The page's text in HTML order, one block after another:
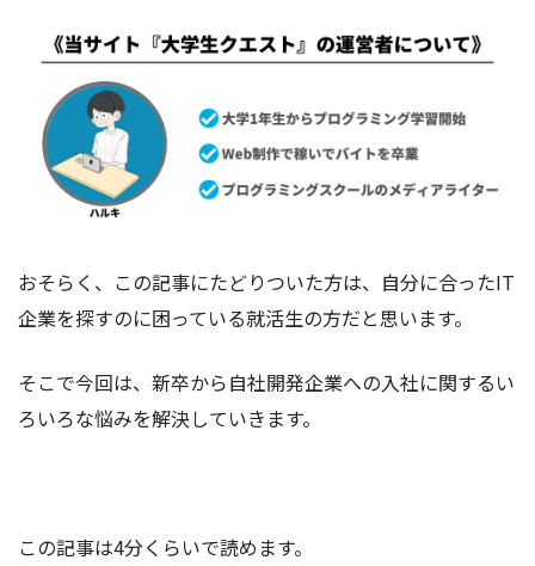
おそらく、この記事にたどりついた方は、自分に合ったIT
企業を探すのに困っている就活生の方だと思います。
そこで今回は、新卒から自社開発企業への入社に関するい
ろいろな悩みを解決していきます。
この記事は4分くらいで読めます。